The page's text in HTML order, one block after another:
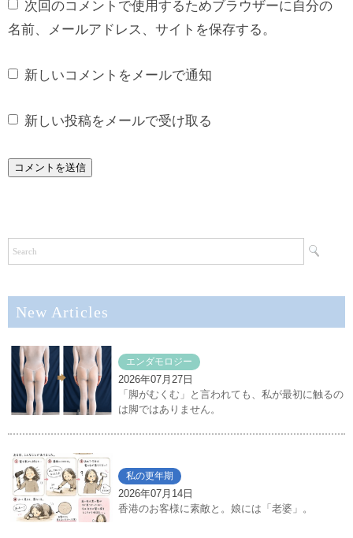
次回のコメントで使用するためブラウザーに自分の
名前、メールアドレス、サイトを保存する。
新しいコメントをメールで通知
新しい投稿をメールで受け取る
New Articles
エンダモロジー
2026年07月27日
「脚がむくむ」と言われても、私が最初に触るの
は脚ではありません。
私の更年期
2026年07月14日
香港のお客様に素敵と。娘には「老婆」。